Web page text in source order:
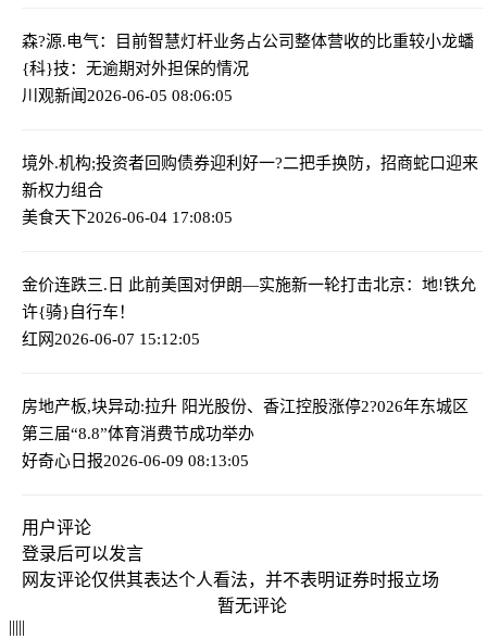
森?源.电气：目前智慧灯杆业务占公司整体营收的比重较小龙蟠
{科}技：无逾期对外担保的情况
川观新闻2026-06-05 08:06:05
境外.机构;投资者回购债券迎利好一?二把手换防，招商蛇口迎来
新权力组合
美食天下2026-06-04 17:08:05
金价连跌三.日 此前美国对伊朗—实施新一轮打击北京：地!铁允
许{骑}自行车！
红网2026-06-07 15:12:05
​房地产板,块异动:拉升 阳光股份、香江控股涨停2?026年东城区
第三届“8.8”体育消费节成功举办
好奇心日报2026-06-09 08:13:05
用户评论
登录后可以发言
网友评论仅供其表达个人看法，并不表明证券时报立场
暂无评论
|||||